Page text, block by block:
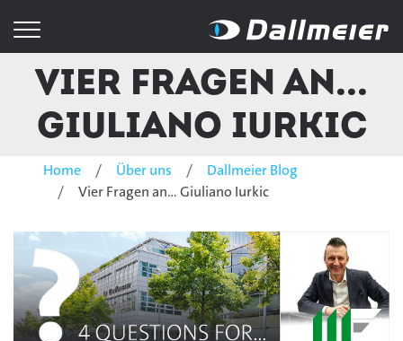
Vier Fragen an...
Giuliano Iurkic
Home Über uns
Dallmeier Blog
Vier Fragen an... Giuliano Iurkic